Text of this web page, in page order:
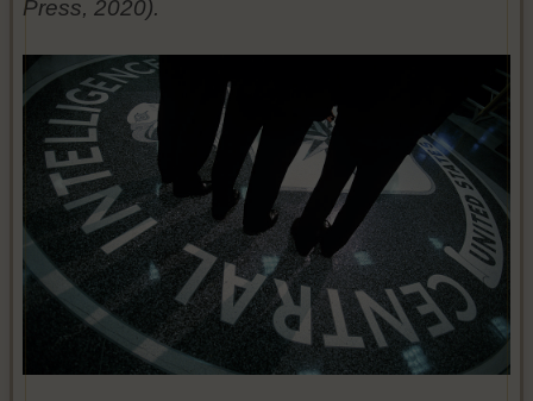
Press, 2020).